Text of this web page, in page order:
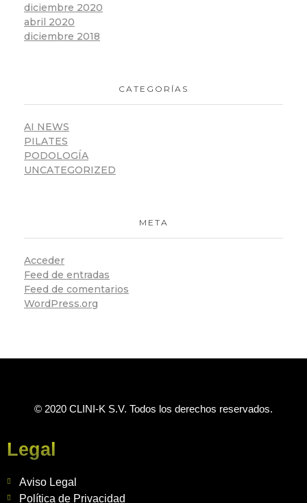
diciembre 2020
abril 2020
diciembre 2018
CATEGORÍAS
AI NEWS
PILATES
PODOLOGÍA
UNCATEGORIZED
META
Acceder
Feed de entradas
Feed de comentarios
WordPress.org
© 2020 CLINI-K S.V. Todos los derechos reservados.
Legal
Aviso Legal
Política de Privacidad